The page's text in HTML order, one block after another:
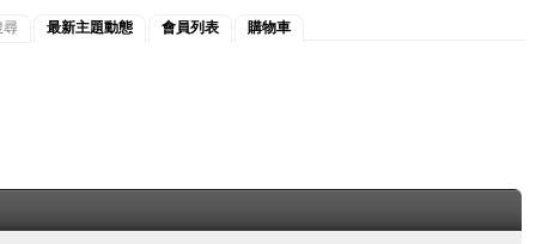
尋 最新主題動態 會員列表 購物車